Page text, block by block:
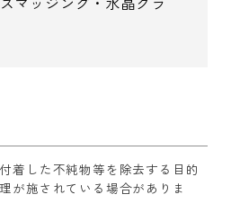
着した不純物等を除去する目的
が施されている場合がありま